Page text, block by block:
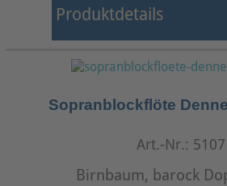
Produktdetails
Sopranblockflöte
Art.-Nr.: 5107
Birnbaum, barock